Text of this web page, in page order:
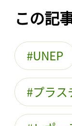
この記
UNEP
プラス